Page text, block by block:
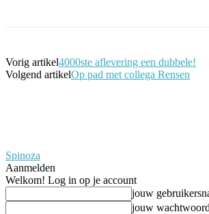
Vorig artikel4000ste aflevering een dubbele!
Volgend artikelOp pad met collega Rensen
Spinoza
Aanmelden
Welkom! Log in op je account
jouw
jouw wachtwoord